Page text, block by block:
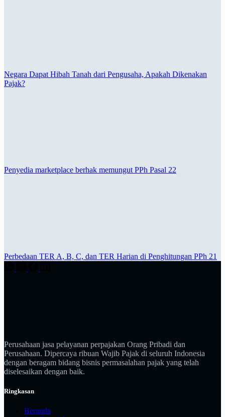
Negara Dapat Hibah Tanah dari Pengusaha, Apakah Dikenakan
Pajak?
Penyedia marketplace berhak memungut PPh Pasal 22
Perbedaan TER A, B, C, dan TER Harian di Penghitungan PPh 21
Perusahaan jasa pelayanan perpajakan Orang Pribadi dan
Perusahaan. Dipercaya ribuan Wajib Pajak di seluruh Indonesia
dengan beragam bidang bisnis permasalahan pajak yang telah
diselesaikan dengan baik.
Ringkasan
Beranda